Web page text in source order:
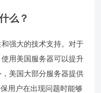
么？
强大的技术支持。对于
用美国服务器可以提升
美国大部分服务器提供
用户在出现问题时能够